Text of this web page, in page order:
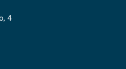
4